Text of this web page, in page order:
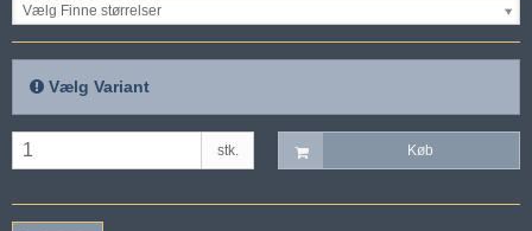
Vælg Finne størrelser
Vælg Variant
stk. Køb